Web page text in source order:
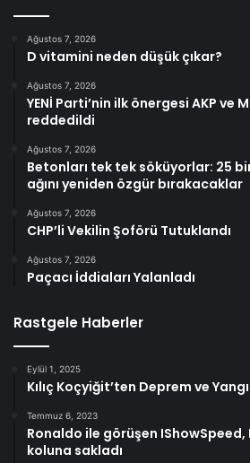
Ağustos 7, 2026
D vitamini neden düşük çıkar?
Ağustos 7, 2026
YENİ Parti’nin ilk önergesi AKP ve
reddedildi
Ağustos 7, 2026
Betonları tek tek söküyorlar: 25
ağını yeniden özgür bırakacaklar
Ağustos 7, 2026
CHP’li Vekilin Şoförü Tutuklandı
Ağustos 7, 2026
Paçacı İddiaları Yalanladı
Rastgele Haberler
Eylül 1, 2025
Kılıç Koçyiğit’ten Deprem ve
Temmuz 6, 2023
Ronaldo ile görüşen IShowSpeed,
koluna sakladı